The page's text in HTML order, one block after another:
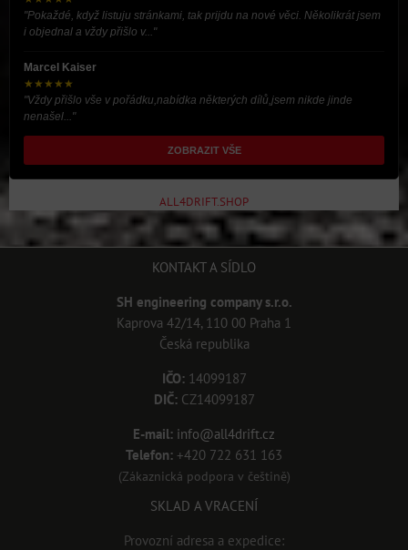
"Pokaždé, když listuju stránkami, tak prijdu na nové věci. Několikrát jsem
i objednal a vždy přišlo v..."
Marcel Kaiser
★★★★★
"Vždy přišlo vše v pořádku,nabídka některých dílů,jsem nikde jinde
nenašel..."
ZOBRAZIT VŠE
ALL4DRIFT.SHOP
KONTAKT A SÍDLO
SH engineering company s.r.o.
Kaprova 42/14, 110 00 Praha 1
Česká republika
IČO:14099187
DIČ:CZ14099187
E-mail: info@all4drift.cz
Telefon: +420 722 631 163
(Zákaznická podpora v češtině)
SKLAD A VRACENÍ
Provozní adresa a expedice: